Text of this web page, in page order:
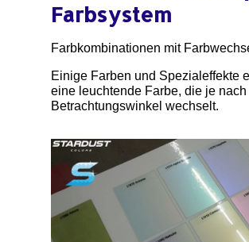
Farbsystem
Farbkombinationen mit
Einige Farben und Spezialeffekte
eine leuchtende Farbe, die je nach
Betrachtungswinkel wechselt.